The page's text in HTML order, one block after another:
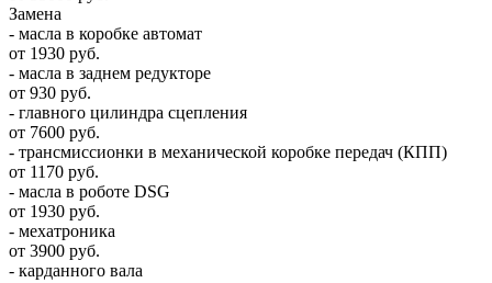
Замена
- масла в коробке автомат
от 1930 руб.
- масла в заднем редукторе
от 930 руб.
- главного цилиндра сцепления
от 7600 руб.
- трансмиссионки в механической коробке передач (КПП)
от 1170 руб.
- масла в роботе DSG
от 1930 руб.
- мехатроника
от 3900 руб.
- карданного вала